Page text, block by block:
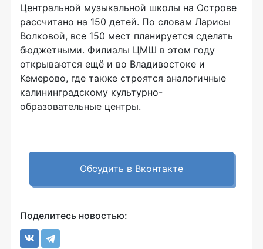
Центральной музыкальной школы на Острове
рассчитано на 150 детей. По словам Ларисы
Волковой, все 150 мест планируется сделать
бюджетными. Филиалы ЦМШ в этом году
открываются ещё и во Владивостоке и
Кемерово, где также строятся аналогичные
калининградскому культурно-
образовательные центры.
Обсудить в Вконтакте
Поделитесь новостью: